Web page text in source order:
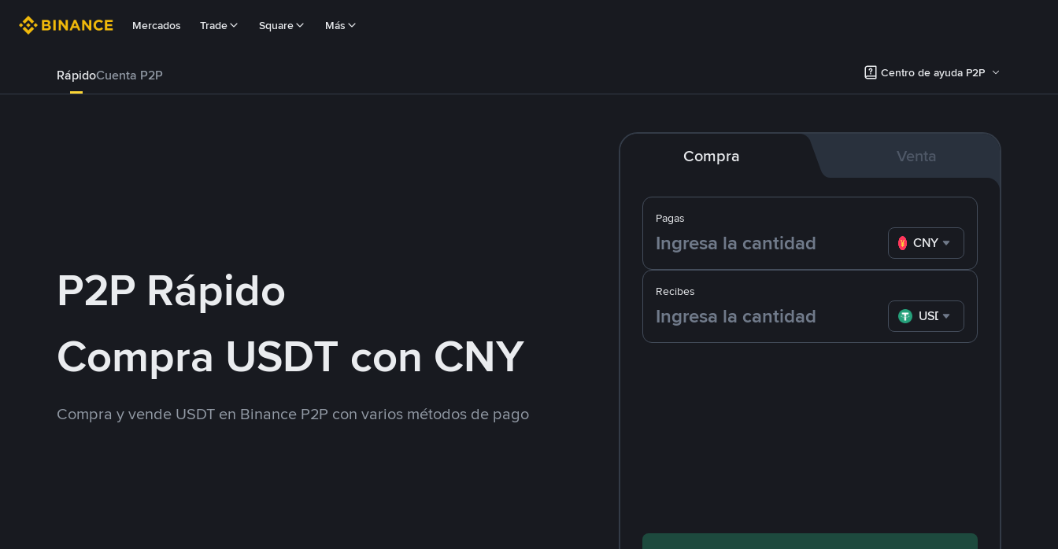
Mercados Trade Square Más
RápidoCuenta P2P Centro de ayuda P2P
P2P Rápido
Compra USDT con CNY
Compra y vende USDT en Binance P2P con varios métodos de pago
Compra Venta
Pagas
CNY
Recibes
USDT